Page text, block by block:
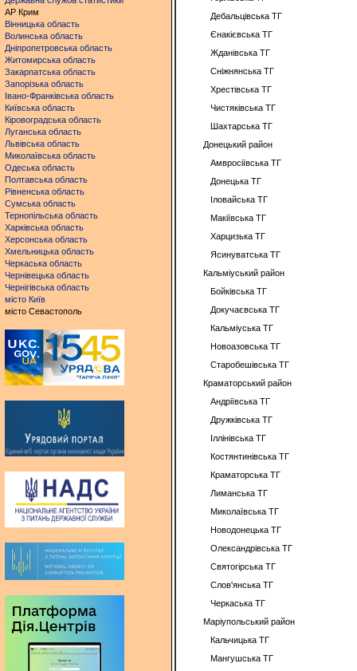
АР Крим
Вінницька область
Волинська область
Дніпропетровська область
Житомирська область
Закарпатська область
Запорізька область
Івано-Франківська область
Київська область
Кіровоградська область
Луганська область
Львівська область
Миколаївська область
Одеська область
Полтавська область
Рівненська область
Сумська область
Тернопільська область
Харківська область
Херсонська область
Хмельницька область
Черкаська область
Чернівецька область
Чернігівська область
місто Київ
місто Севастополь
Дебальцівська ТГ
Єнакієвська ТГ
Жданівська ТГ
Сніжнянська ТГ
Хрестівська ТГ
Чистяківська ТГ
Шахтарська ТГ
Донецький район
Амвросіївська ТГ
Донецька ТГ
Іловайська ТГ
Макіївська ТГ
Харцизька ТГ
Ясинуватська ТГ
Кальміуський район
Бойківська ТГ
Докучаєвська ТГ
Кальміуська ТГ
Новоазовська ТГ
Старобешівська ТГ
Краматорський район
Андріївська ТГ
Дружківська ТГ
Іллінівська ТГ
Костянтинівська ТГ
Краматорська ТГ
Лиманська ТГ
Миколаївська ТГ
Новодонецька ТГ
Олександрівська ТГ
Святогірська ТГ
Слов'янська ТГ
Черкаська ТГ
Маріупольський район
Кальчицька ТГ
Мангушська ТГ